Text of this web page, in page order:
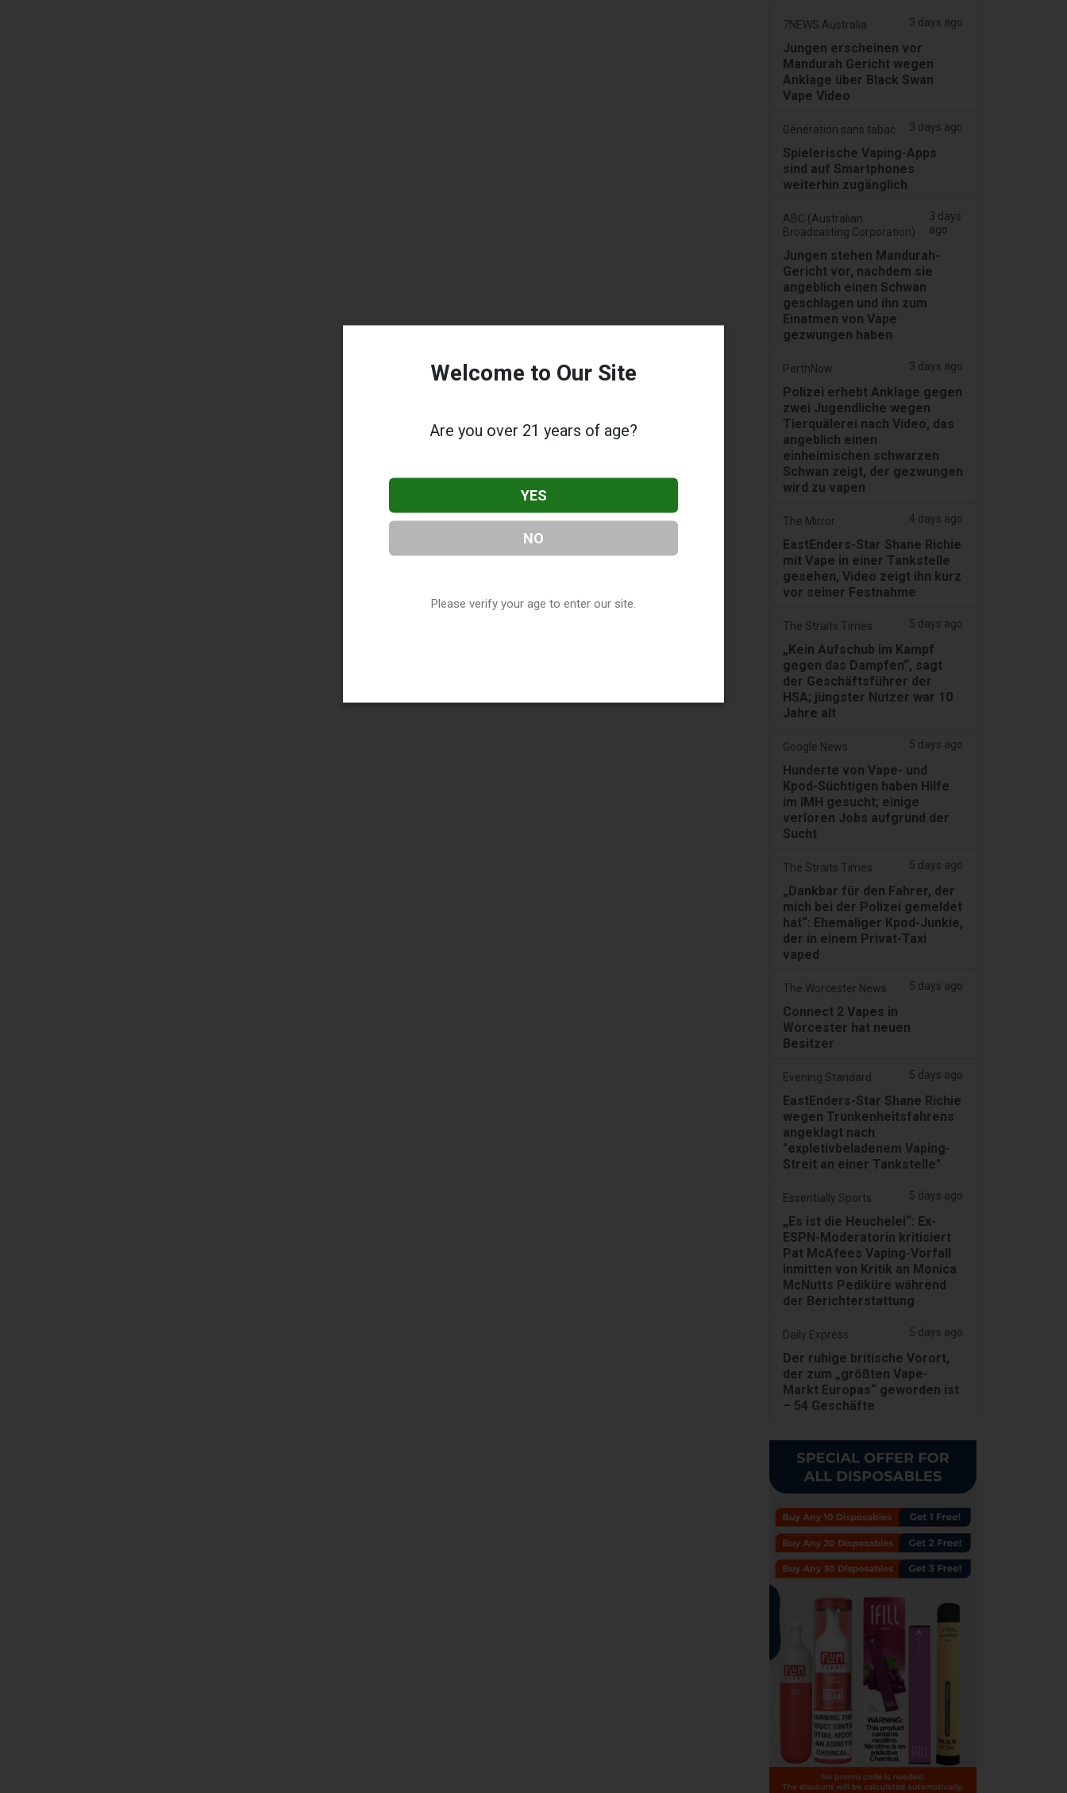
7NEWS Australia 3 days ago
Jungen erscheinen vor
Mandurah Gericht wegen
Anklage über Black Swan
Vape Video
Génération sans tabac 3 days ago
Spielerische Vaping-Apps
sind auf Smartphones
weiterhin zugänglich
ABC (Australian
Broadcasting Corporation)
3 days
ago
Jungen stehen Mandurah-
Gericht vor, nachdem sie
angeblich einen Schwan
geschlagen und ihn zum
Einatmen von Vape
gezwungen haben
PerthNow 3 days ago
Polizei erhebt Anklage gegen
zwei Jugendliche wegen
Tierquälerei nach Video, das
angeblich einen
einheimischen schwarzen
Schwan zeigt, der gezwungen
wird zu vapen
The Mirror 4 days ago
EastEnders-Star Shane Richie
mit Vape in einer Tankstelle
gesehen, Video zeigt ihn kurz
vor seiner Festnahme
The Straits Times 5 days ago
„Kein Aufschub im Kampf
gegen das Dampfen“, sagt
der Geschäftsführer der
HSA; jüngster Nutzer war 10
Jahre alt
Google News 5 days ago
Hunderte von Vape- und
Kpod-Süchtigen haben Hilfe
im IMH gesucht; einige
verloren Jobs aufgrund der
Sucht
The Straits Times 5 days ago
„Dankbar für den Fahrer, der
mich bei der Polizei gemeldet
hat“: Ehemaliger Kpod-Junkie,
der in einem Privat-Taxi
vaped
The Worcester News 5 days ago
Connect 2 Vapes in
Worcester hat neuen
Besitzer
Evening Standard 5 days ago
EastEnders-Star Shane Richie
wegen Trunkenheitsfahrens
angeklagt nach
"expletivbeladenem Vaping-
Streit an einer Tankstelle"
Essentially Sports 5 days ago
„Es ist die Heuchelei“: Ex-
ESPN-Moderatorin kritisiert
Pat McAfees Vaping-Vorfall
inmitten von Kritik an Monica
McNutts Pediküre während
der Berichterstattung
Daily Express 5 days ago
Der ruhige britische Vorort,
der zum „größten Vape-
Markt Europas“ geworden ist
– 54 Geschäfte
Welcome to Our Site
Are you over 21 years of age?
YES
NO
Please verify your age to enter our site.